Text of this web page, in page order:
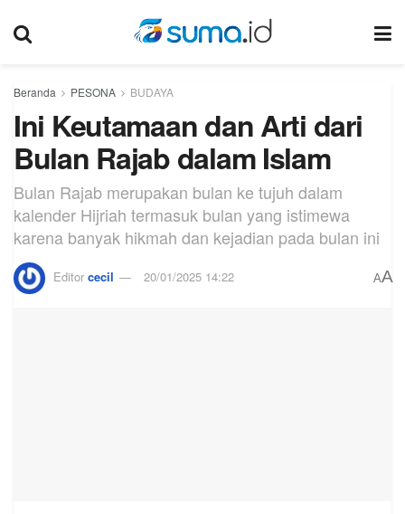
Beranda PESONA BUDAYA
Ini Keutamaan dan Arti dari
Bulan Rajab dalam Islam
Bulan Rajab merupakan bulan ke tujuh dalam
kalender Hijriah termasuk bulan yang istimewa
karena banyak hikmah dan kejadian pada bulan ini
Editor cecil 20/01/2025 14:22 AA